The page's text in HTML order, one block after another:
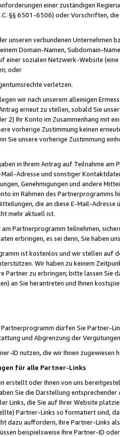
einer zuständigen
§§ 6501-6506) oder Vorschriften,
unseren verbundenen Unternehmen
Domain-Namen, Subdomain-
einer sozialen Netzwerk-Website
oder
verletzen.
wir nach unserem alleinigen
erneut zu stellen, sobald Sie
2) Ihr Konto im Zusammenhang mit
vorherige Zustimmung keinen
Sie unsere vorherige Zustimmung
in Ihrem Antrag auf Teilnahme
Adresse und sonstiger
Genehmigungen und andere
im Rahmen des Partnerprogramms
die an diese E-Mail-
mehr aktuell ist.
Partnerprogramm teilnehmen,
erbringen, es sei denn, Sie haben
ist kostenlos und wir stellen auf
Wir haben zu keinem
Partner zu erbringen; bitte lassen Sie
an Sie herantreten und Ihnen
dürfen Sie Partner-
und Abgrenzung der
ID nutzen, die wir Ihnen zugewiesen
für alle Partner-Links
erstellt oder Ihnen von uns
Sie die Darstellung
Links, die Sie auf Ihrer Website
Partner-Links so formatiert sind,
dazu auffordern, Ihre Partner-Links
beispielsweise Ihre Partner-ID